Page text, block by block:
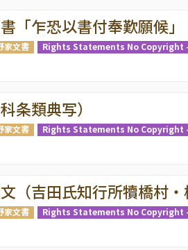
「乍恐以書付奉歎願候」
家文書 Rights Statements No
条類典写）
家文書 Rights Statements No
（吉田氏知行所犢橋村
家文書 Rights Statements No